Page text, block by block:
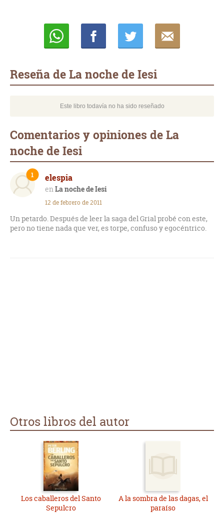
Reseña de La noche de Iesi
Este libro todavía no ha sido reseñado
Comentarios y opiniones de La
noche de Iesi
elespia
La noche de Iesi
1
12 de febrero de 2011
Un petardo. Después de leer la saga del Grial probé con este,
pero no tiene nada que ver, es torpe, confuso y egocéntrico.
Otros libros del autor
Los caballeros del Santo
Sepulcro
A la sombra de las dagas, el
paraíso